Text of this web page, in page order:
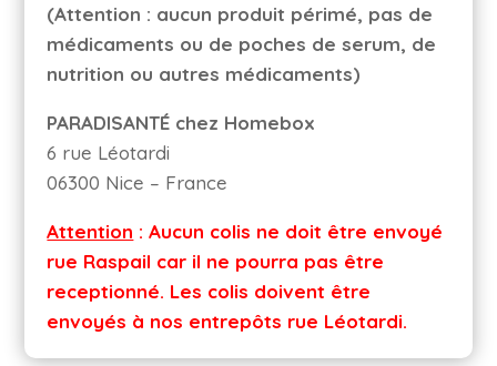
(Attention : aucun produit périmé, pas de
médicaments ou de poches de serum, de
nutrition ou autres médicaments)
PARADISANTÉ chez Homebox
6 rue Léotardi
06300 Nice – France
Attention : Aucun colis ne doit être envoyé
rue Raspail car il ne pourra pas être
receptionné. Les colis doivent être
envoyés à nos entrepôts rue Léotardi.